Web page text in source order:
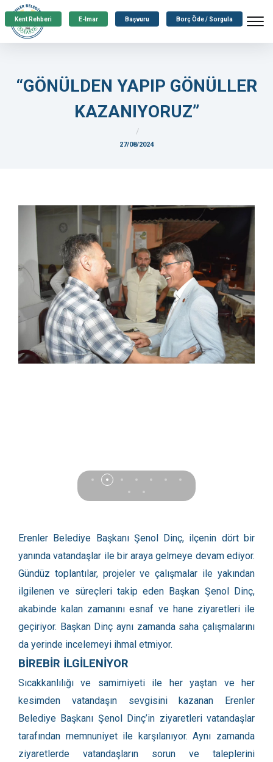
Kent Rehberi E-İmar Başvuru Borç Öde / Sorgula
“GÖNÜLDEN YAPIP GÖNÜLLER
KAZANIYORUZ”
27/08/2024
Erenler Belediye Başkanı Şenol Dinç, ilçenin dört bir
yanında vatandaşlar ile bir araya gelmeye devam ediyor.
Gündüz toplantılar, projeler ve çalışmalar ile yakından
ilgilenen ve süreçleri takip eden Başkan Şenol Dinç,
akabinde kalan zamanını esnaf ve hane ziyaretleri ile
geçiriyor. Başkan Dinç aynı zamanda saha çalışmalarını
da yerinde incelemeyi ihmal etmiyor.
BİREBİR İLGİLENİYOR
Sıcakkanlılığı ve samimiyeti ile her yaştan ve her
kesimden vatandaşın sevgisini kazanan Erenler
Belediye Başkanı Şenol Dinç’in ziyaretleri vatandaşlar
tarafından memnuniyet ile karşılanıyor. Aynı zamanda
ziyaretlerde vatandaşların sorun ve taleplerini